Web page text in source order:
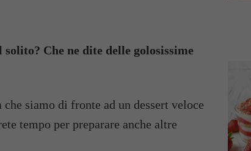
Che ne dite delle golosissime
siamo di fronte ad un dessert veloce
tempo per preparare anche altre